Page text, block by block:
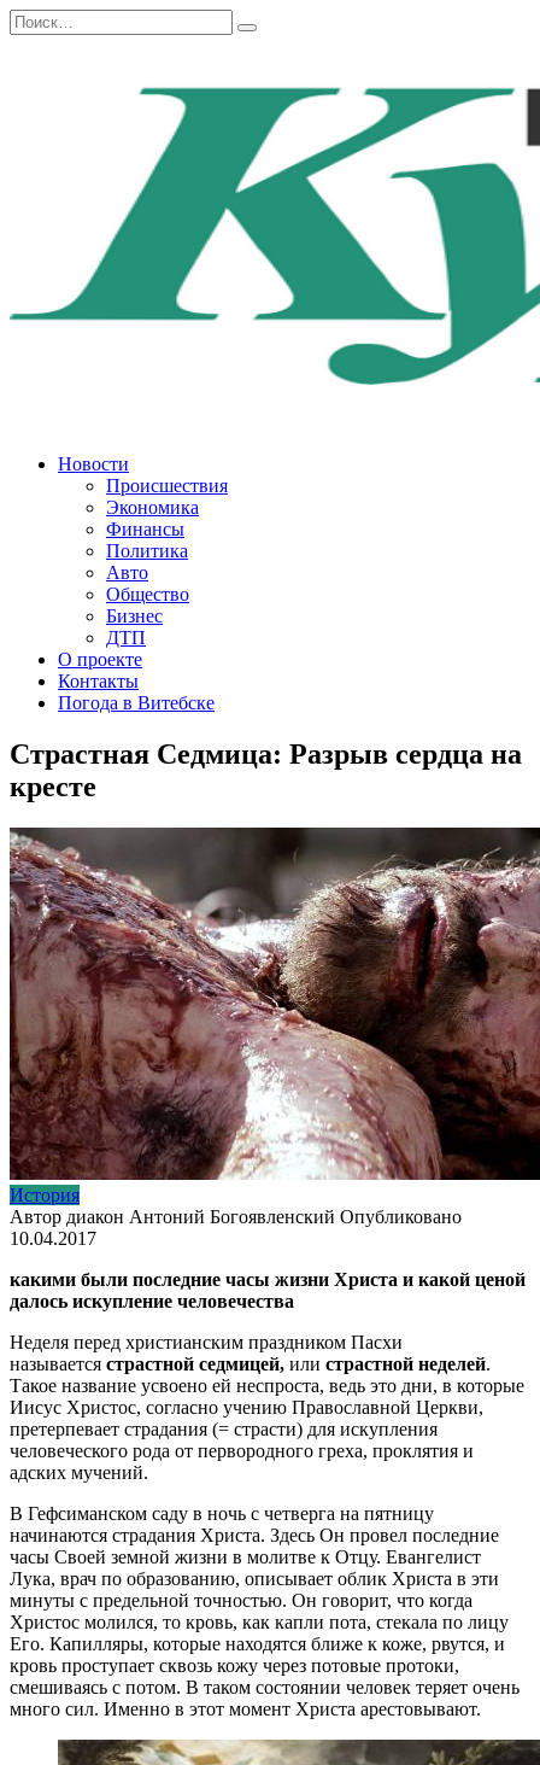
Перейти
к
Search
for:
Новости
Происшествия
Экономика
Финансы
Политика
Авто
Общество
Бизнес
ДТП
О проекте
Контакты
Погода в Витебске
Страстная Седмица: Разрыв сердца на
кресте
История
Автор диакон Антоний Богоявленский Опубликовано
10.04.2017
какими были последние часы жизни Христа и какой ценой
далось искупление человечества
Неделя перед христианским праздником Пасхи
называется страстной седмицей, или страстной неделей.
Такое название усвоено ей неспроста, ведь это дни, в которые
Иисус Христос, согласно учению Православной Церкви,
претерпевает страдания (= страсти) для искупления
человеческого рода от первородного греха, проклятия и
адских мучений.
В Гефсиманском саду в ночь с четверга на пятницу
начинаются страдания Христа. Здесь Он провел последние
часы Своей земной жизни в молитве к Отцу. Евангелист
Лука, врач по образованию, описывает облик Христа в эти
минуты с предельной точностью. Он говорит, что когда
Христос молился, то кровь, как капли пота, стекала по лицу
Его. Капилляры, которые находятся ближе к коже, рвутся, и
кровь проступает сквозь кожу через потовые протоки,
смешиваясь с потом. В таком состоянии человек теряет очень
много сил. Именно в этот момент Христа арестовывают.